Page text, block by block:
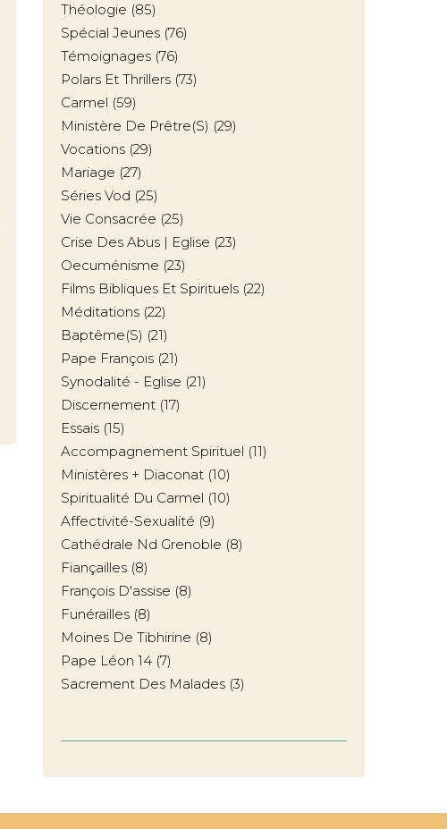
Théologie (85)
Spécial Jeunes (76)
Témoignages (76)
Polars Et Thrillers (73)
Carmel (59)
Ministère De Prêtre(s) (29)
Vocations (29)
Mariage (27)
Séries Vod (25)
Vie Consacrée (25)
Crise Des Abus | Eglise (23)
Oecuménisme (23)
Films Bibliques Et Spirituels (22)
Méditations (22)
Baptême(s) (21)
Pape François (21)
Synodalité - Eglise (21)
Discernement (17)
Essais (15)
Accompagnement Spirituel (11)
Ministères + Diaconat (10)
Spiritualité Du Carmel (10)
Affectivité-Sexualité (9)
Cathédrale Nd Grenoble (8)
Fiançailles (8)
François D'assise (8)
Funérailles (8)
Moines De Tibhirine (8)
Pape Léon 14 (7)
Sacrement Des Malades (3)